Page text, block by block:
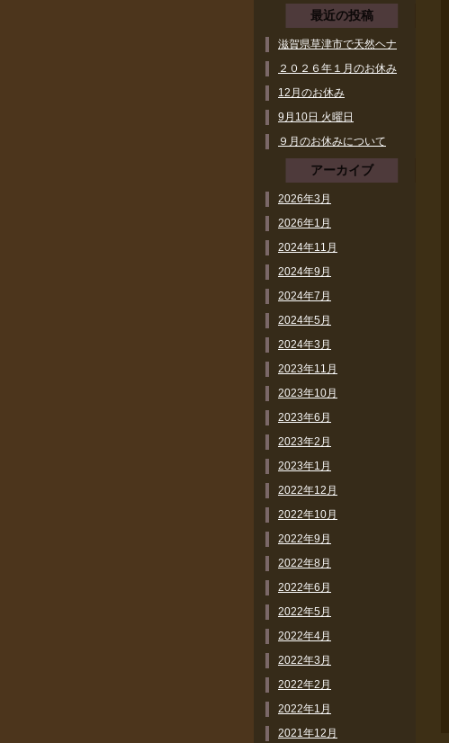
最近の投稿
滋賀県草津市で天然ヘナ
２０２６年１月のお休み
12月のお休み
9月10日 火曜日
９月のお休みについて
アーカイブ
2026年3月
2026年1月
2024年11月
2024年9月
2024年7月
2024年5月
2024年3月
2023年11月
2023年10月
2023年6月
2023年2月
2023年1月
2022年12月
2022年10月
2022年9月
2022年8月
2022年6月
2022年5月
2022年4月
2022年3月
2022年2月
2022年1月
2021年12月